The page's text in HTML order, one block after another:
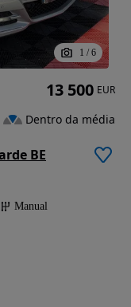
1 / 6
BE
Manual
13 500 EUR
Dentro da média